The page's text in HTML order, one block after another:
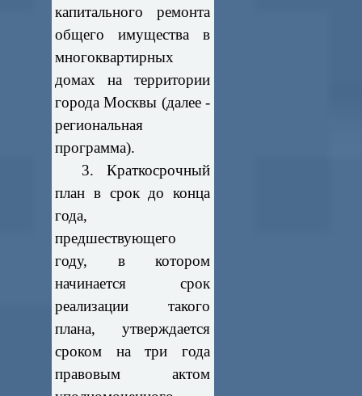
капитального ремонта
общего имущества в
многоквартирных
домах на территории
города Москвы (далее -
региональная
программа).
3. Краткосрочный
план в срок до конца
года,
предшествующего
году, в котором
начинается срок
реализации такого
плана, утверждается
сроком на три года
правовым актом